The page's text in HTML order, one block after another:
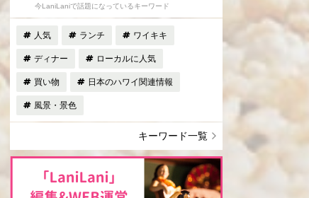
今LaniLaniで話題になっているキーワード
人気 ランチ ワイキキ
ディナー ローカルに人気
買い物 日本のハワイ関連情報
風景・景色
キーワード一覧